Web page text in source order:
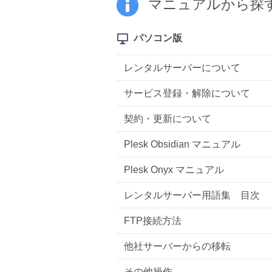
マニュアルから探
パソコン版
レンタルサーバーについて
サービス登録・解除について
契約・更新について
Plesk Obsidian マニュアル
Plesk Onyx マニュアル
レンタルサーバー用語集 目次
FTP接続方法
他社サーバーからの移転